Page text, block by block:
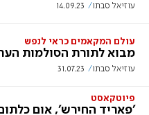
עוזיאל סבתו 14.09.23
עולם המקאמים כראי לנפש
מבוא לתורת הסולמות
עוזיאל סבתו 31.07.23
פיוטקאסט
'פאריד החירש', אום